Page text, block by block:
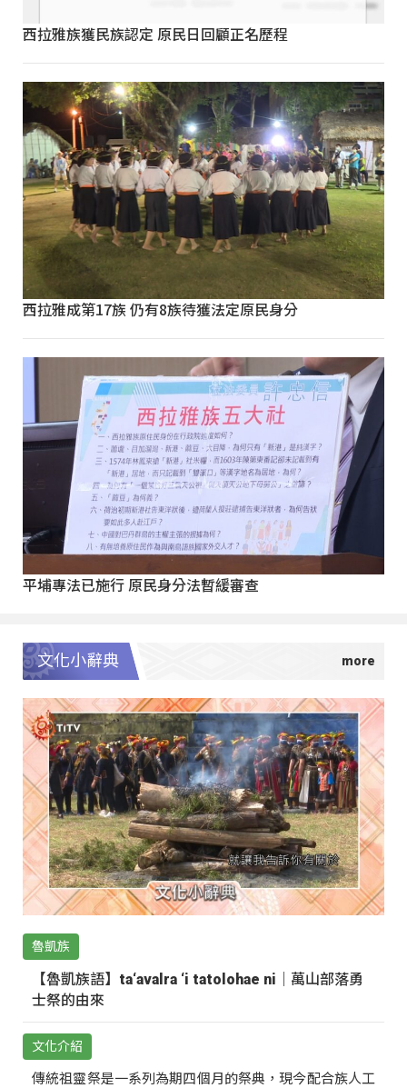
西拉雅族獲民族認定 原民日回顧正名歷程
西拉雅成第17族 仍有8族待獲法定原民身分
平埔專法已施行 原民身分法暫緩審查
文化小辭典
魯凱族
【魯凱族語】ta‘avalra ‘i tatolohae ni｜萬山部落勇
士祭的由來
文化介紹
傳統祖靈祭是一系列為期四個月的祭典，現今配合族人工